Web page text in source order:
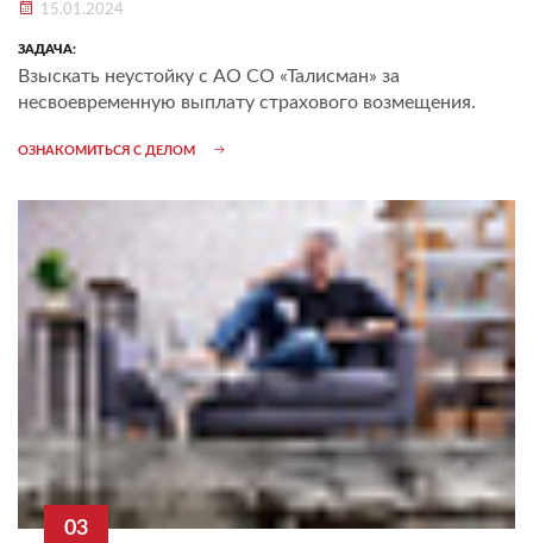
15.01.2024
ЗАДАЧА:
Взыскать неустойку с АО СО «Талисман» за
несвоевременную выплату страхового возмещения.
ОЗНАКОМИТЬСЯ С ДЕЛОМ
03